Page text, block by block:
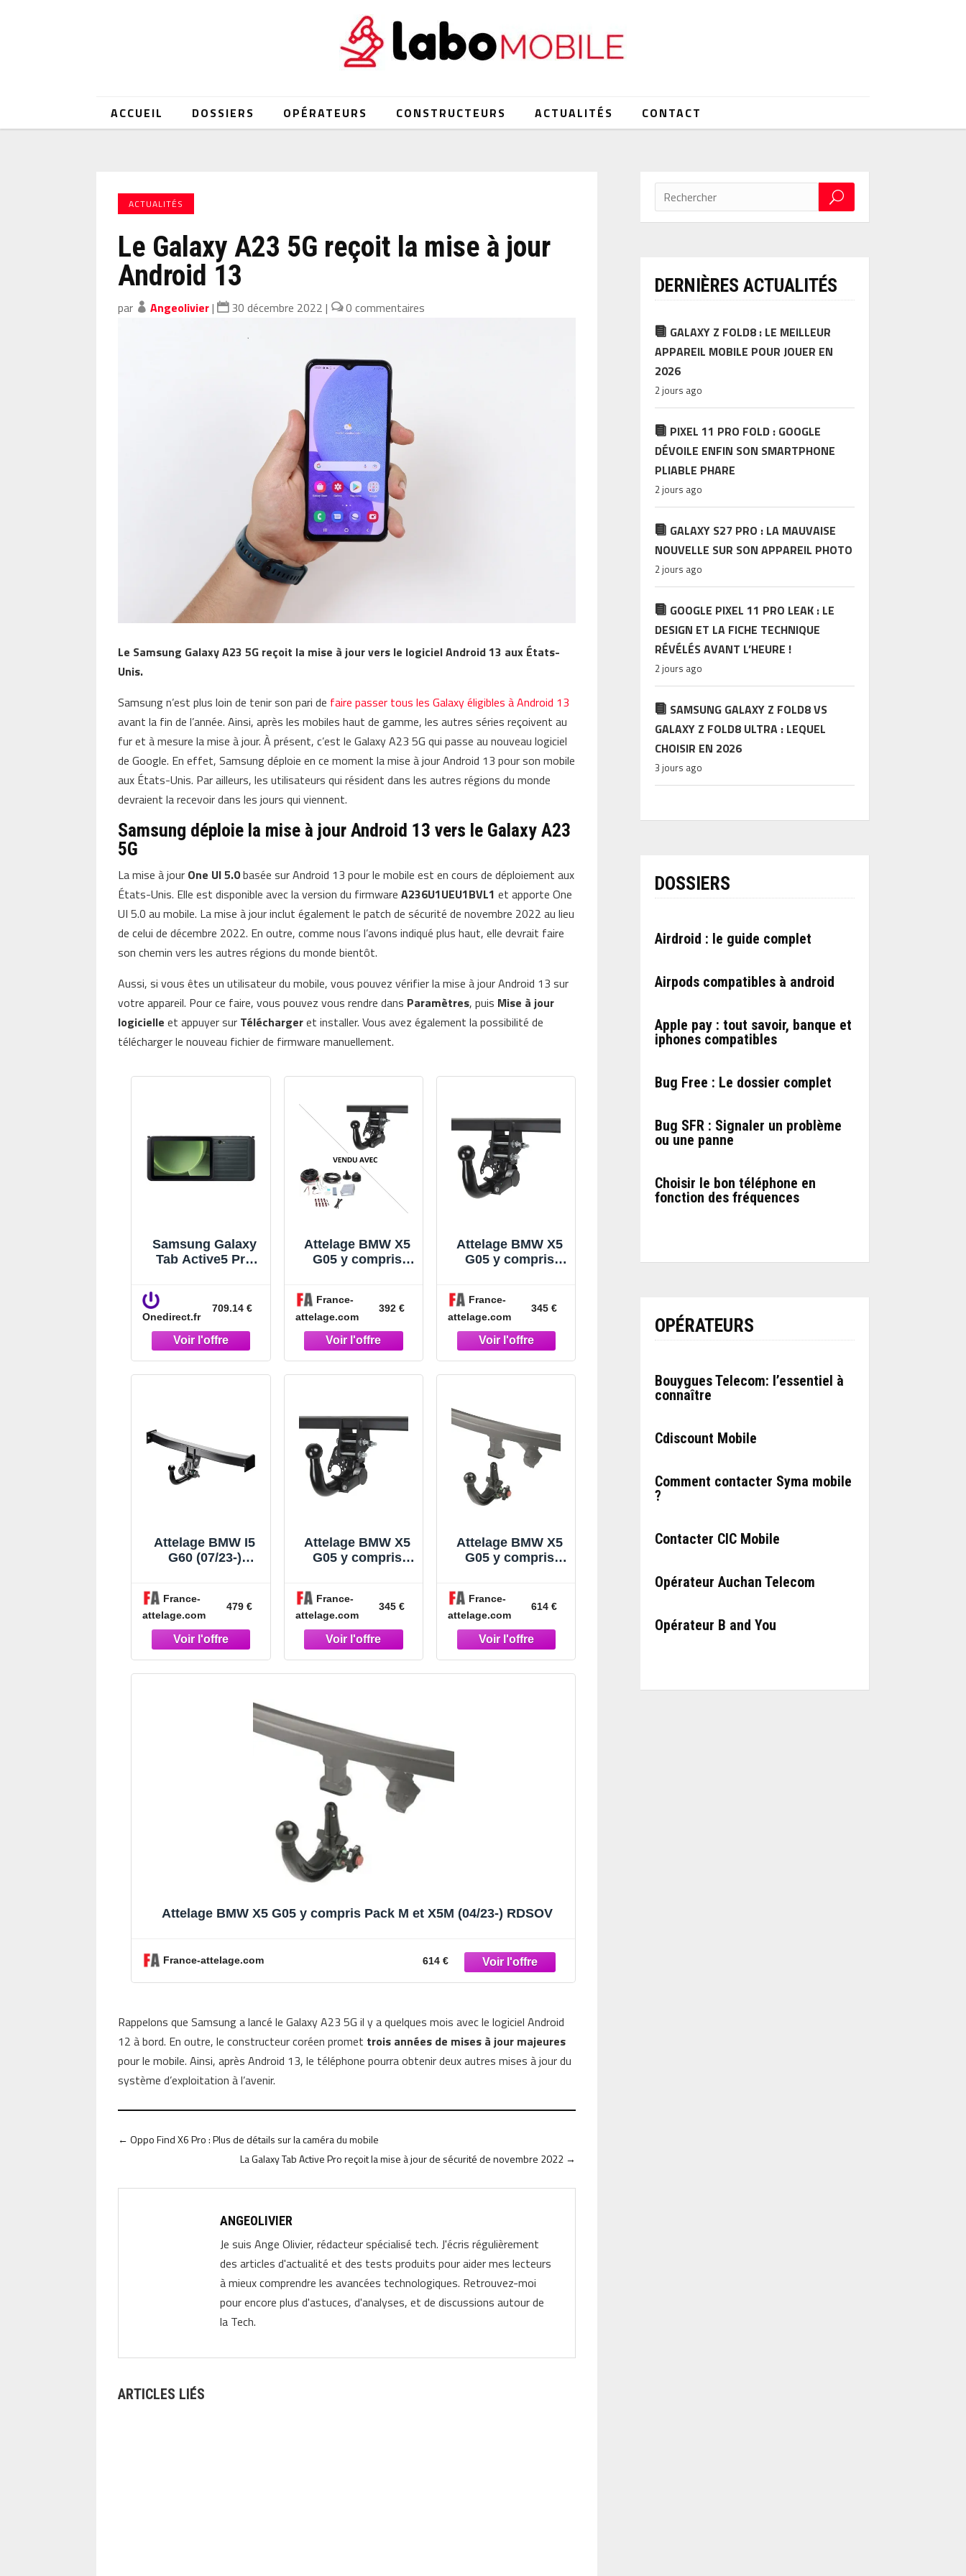
ACCUEIL DOSSIERS OPÉRATEURS CONSTRUCTEURS ACTUALITÉS CONTACT
ACTUALITÉS
Le Galaxy A23 5G reçoit la mise à jour
Android 13
par Angeolivier| 30 décembre 2022 | 0 commentaires
Le Samsung Galaxy A23 5G reçoit la mise à jour vers le logiciel Android 13 aux États-
Unis.
Samsung n’est plus loin de tenir son pari de faire passer tous les Galaxy éligibles à Android 13
avant la fin de l’année. Ainsi, après les mobiles haut de gamme, les autres séries reçoivent au
fur et à mesure la mise à jour. À présent, c’est le Galaxy A23 5G qui passe au nouveau logiciel
de Google. En effet, Samsung déploie en ce moment la mise à jour Android 13 pour son mobile
aux États-Unis. Par ailleurs, les utilisateurs qui résident dans les autres régions du monde
devraient la recevoir dans les jours qui viennent.
Samsung déploie la mise à jour Android 13 vers le Galaxy A23
5G
La mise à jour One UI 5.0basée sur Android 13 pour le mobile est en cours de déploiement aux
États-Unis. Elle est disponible avec la version du firmwareA236U1UEU1BVL1 et apporte One
UI 5.0 au mobile. La mise à jour inclut également le patch de sécurité de novembre 2022 au lieu
de celui de décembre 2022. En outre, comme nous l’avons indiqué plus haut, elle devrait faire
son chemin vers les autres régions du monde bientôt.
Aussi, si vous êtes un utilisateur du mobile, vous pouvez vérifier la mise à jour Android 13 sur
votre appareil. Pour ce faire, vous pouvez vous rendre dans Paramètres, puis Mise à jour
logicielle et appuyer sur Téléchargeret installer. Vous avez également la possibilité de
télécharger le nouveau fichier de firmware manuellement.
Samsung Galaxy
Tab Active5 Pro
professionnelle
durcie de 10,1
pouces avec 5G,
Wifi 6E,
certification IP68,
double batterie
Onedirect.fr
709.14 €
Attelage BMW X5
G05 y compris
03/23) RDSOV +
faisceau universel
7 broches + boitier
électronique
France-
attelage.com
392 €
Attelage BMW X5
G05 y compris
France-
attelage.com
345 €
Attelage BMW I5
G60 (07/23-)
France-
attelage.com
479 €
Attelage BMW X5
G05 y compris
France-
attelage.com
345 €
Attelage BMW X5
G05 y compris
RDSOV
France-
attelage.com
614 €
Attelage BMW X5 G05 y compris Pack M et X5M (04/23-) RDSOV
France-attelage.com 614 €
Rappelons que Samsung a lancé le Galaxy A23 5G il y a quelques mois avec le logiciel Android
12 à bord. En outre, le constructeur coréen promet trois années de mises à jour majeures
pour le mobile. Ainsi, après Android 13, le téléphone pourra obtenir deux autres mises à jour du
système d’exploitation à l’avenir.
←Oppo Find X6 Pro : Plus de détails sur la caméra du mobile
La Galaxy Tab Active Pro reçoit la mise à jour de sécurité de novembre 2022 →
ANGEOLIVIER
Je suis Ange Olivier, rédacteur spécialisé tech. J'écris régulièrement
des articles d'actualité et des tests produits pour aider mes lecteurs
à mieux comprendre les avancées technologiques. Retrouvez-moi
pour encore plus d'astuces, d'analyses, et de discussions autour de
la Tech.
ARTICLES LIÉS
DERNIÈRES ACTUALITÉS
GALAXY Z FOLD8 : LE MEILLEUR
APPAREIL MOBILE POUR JOUER EN
2026
2 jours ago
PIXEL 11 PRO FOLD : GOOGLE
DÉVOILE ENFIN SON SMARTPHONE
PLIABLE PHARE
2 jours ago
GALAXY S27 PRO : LA MAUVAISE
NOUVELLE SUR SON APPAREIL PHOTO
2 jours ago
GOOGLE PIXEL 11 PRO LEAK : LE
DESIGN ET LA FICHE TECHNIQUE
RÉVÉLÉS AVANT L’HEURE !
2 jours ago
SAMSUNG GALAXY Z FOLD8 VS
GALAXY Z FOLD8 ULTRA : LEQUEL
CHOISIR EN 2026
3 jours ago
DOSSIERS
Airdroid : le guide complet
Airpods compatibles à android
Apple pay : tout savoir, banque et
iphones compatibles
Bug Free : Le dossier complet
Bug SFR : Signaler un problème
ou une panne
Choisir le bon téléphone en
fonction des fréquences
OPÉRATEURS
Bouygues Telecom: l’essentiel à
connaître
Cdiscount Mobile
Comment contacter Syma mobile
?
Contacter CIC Mobile
Opérateur Auchan Telecom
Opérateur B and You